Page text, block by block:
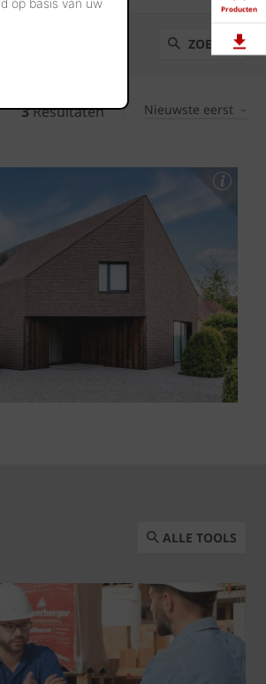
op basis van uw
ZOEKEN
3Resultaten Nieuwste eerst
ALLE TOOLS
Producten
Showrooms